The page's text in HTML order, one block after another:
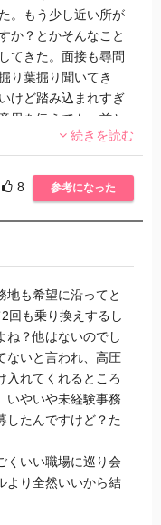
。もう少し近い所が
か？とかそんなこと
てきた。面接も尋問
り葉掘り聞いてき
けど踏み込まれすぎ
思を伝えても、前と
？と決めつけられて
た。希望の勤務地も
してた分がっかりし
続きを読む
8 参考になった
地も希望に沿ってと
回も乗り換えするし
ね？他はないのでし
ないと言われ、高圧
入れてくれるところ
いやいや未経験事務
したんですけど？た
くいい職場に巡り会
より全然いいから結